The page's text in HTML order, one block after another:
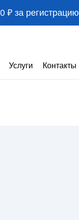
₽ за регистрацию
Услуги Контакты